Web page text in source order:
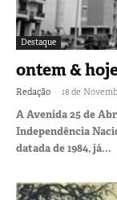
Destaque
ontem &
Redação - 18 de
A Avenida 25 de
Independência
datada de 1984, já...